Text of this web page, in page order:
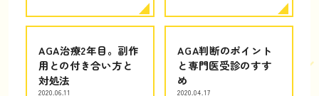
AGA治療2年目。副作
用との付き合い方と
対処法
2020.06.11
AGA判断のポイント
と専門医受診のすす
め
2020.04.17